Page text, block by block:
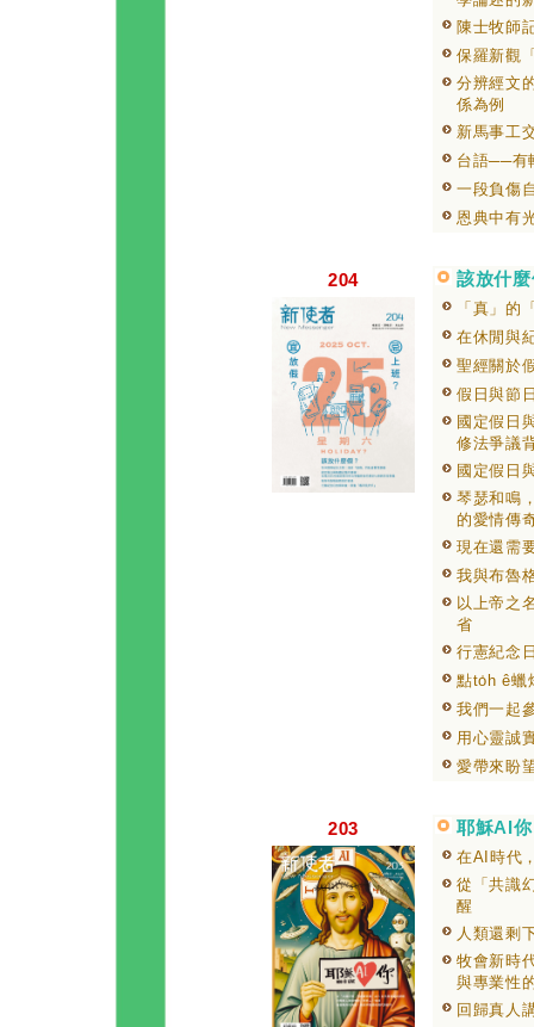
陳士牧師
保羅新觀
分辨經文
係為例
新馬事工
台語──有
一段負傷
恩典中有
204 該放什
「真」的
在休閒與
聖經關於
假日與節
國定假日
修法爭議
國定假日
琴瑟和鳴
的愛情傳
現在還需
我與布魯
以上帝之
省
行憲紀念
點to̍h ê蠟
我們一起
用心靈誠
愛帶來盼
203 耶穌AI你
在AI時代
從「共識
醒
人類還剩
牧會新時
與專業性
回歸真人